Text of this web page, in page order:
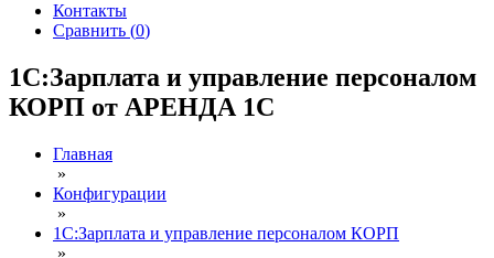
Контакты
Сравнить (0)
1С:Зарплата и управление персоналом
КОРП от АРЕНДА 1С
Главная
»
Конфигурации
»
1С:Зарплата и управление персоналом КОРП
»